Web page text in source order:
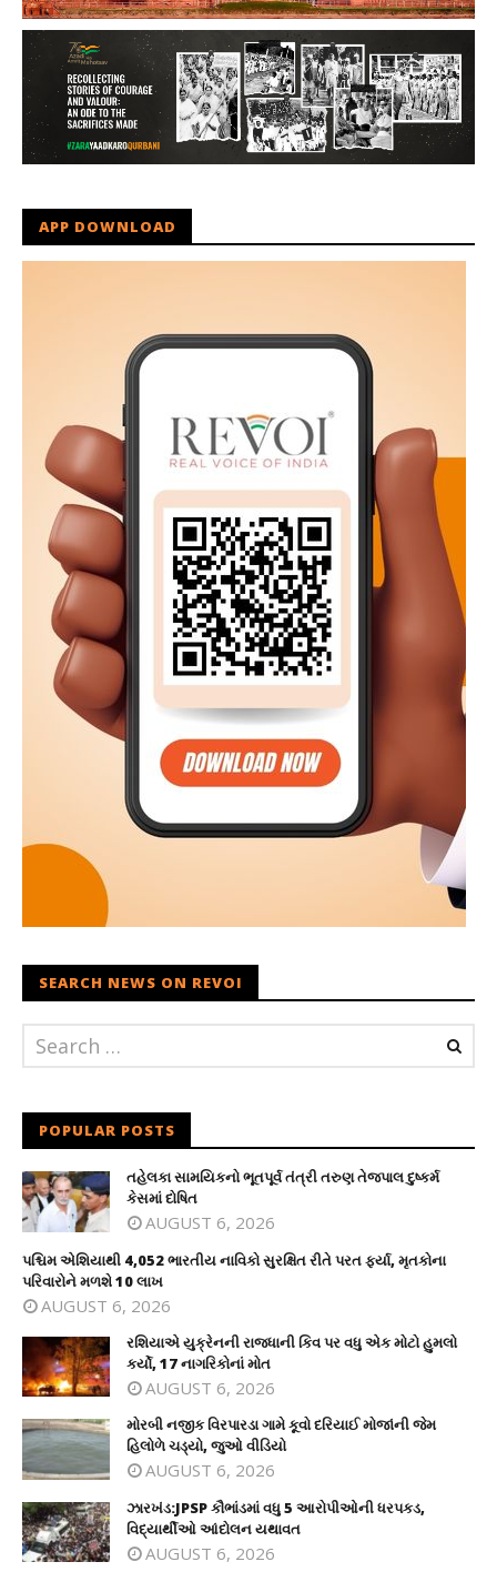
APP DOWNLOAD
SEARCH NEWS ON REVOI
POPULAR POSTS
તહેલકા સામયિકનો ભૂતપૂર્વ તંત્રી તરુણ તેજપાલ દુષ્કર્મ
કેસમાં દોષિત
AUGUST 6, 2026
પશ્ચિમ એશિયાથી 4,052 ભારતીય નાવિકો સુરક્ષિત રીતે પરત ફર્યા, મૃતકોના
પરિવારોને મળશે 10 લાખ
AUGUST 6, 2026
રશિયાએ યુક્રેનની રાજધાની કિવ પર વધુ એક મોટો હુમલો
કર્યો, 17 નાગરિકોનાં મોત
AUGUST 6, 2026
મોરબી નજીક વિરપારડા ગામે કૂવો દરિયાઈ મોજાંની જેમ
હિલોળે ચડ્યો, જુઓ વીડિયો
AUGUST 6, 2026
ઝારખંડ:JPSP કૌભાંડમાં વધુ 5 આરોપીઓની ધરપકડ,
વિદ્યાર્થીઓ આંદોલન યથાવત
AUGUST 6, 2026